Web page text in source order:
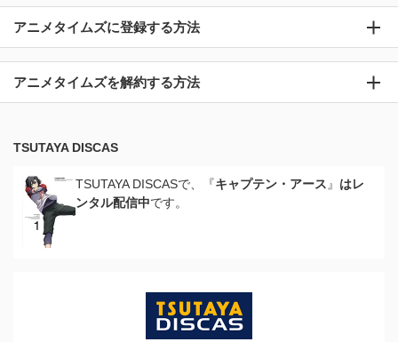
アニメタイムズに登録する方法
アニメタイムズを解約する方法
TSUTAYA DISCAS
TSUTAYA DISCASで、『キャプテン・アース 』 はレ
ンタル配信中です。